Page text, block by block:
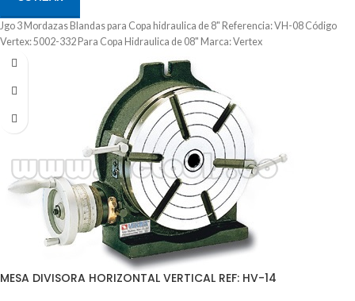
Jgo 3 Mordazas Blandas para Copa hidraulica de 8" Referencia: VH-08 Código
Vertex: 5002-332 Para Copa Hidraulica de 08" Marca: Vertex
MESA DIVISORA HORIZONTAL VERTICAL REF: HV-14